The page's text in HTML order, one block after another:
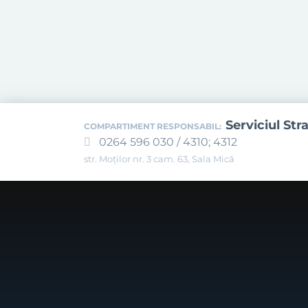
COMPARTIMENT RESPONSABIL: Serviciul
0264 596 030 / 4310; 4312
str. Moților nr. 3 cam. 63, Sala Mică